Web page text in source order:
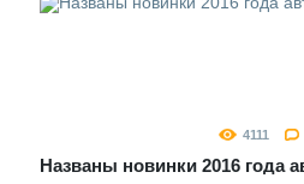
4111
Названы новинки 2016 года